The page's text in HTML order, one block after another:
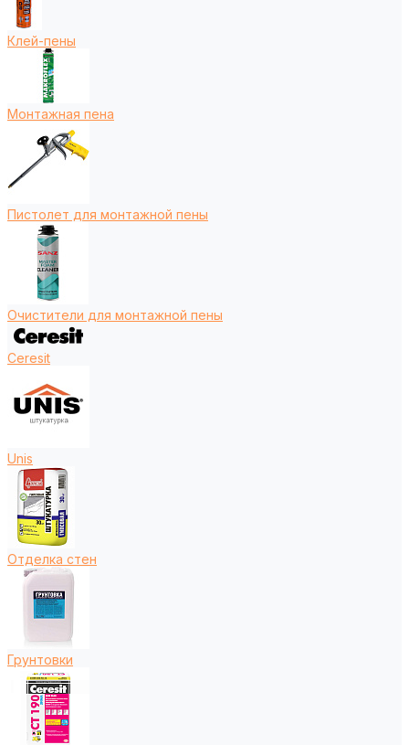
Клей-пены
Монтажная пена
Пистолет для монтажной пены
Очистители для монтажной пены
Ceresit
Unis
Отделка стен
Грунтовки